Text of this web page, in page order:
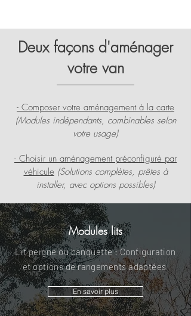
Deux façons d'aménager
votre van
- Composer votre aménagement à la carte
(Modules indépendants, combinables selon
votre usage)
- Choisir un aménagement préconfiguré par
véhicule (Solutions complètes, prêtes à
installer, avec options possibles)
Modules lits
Lit peigne ou banquette : Configuration
et options de rangements adaptées
En savoir plus